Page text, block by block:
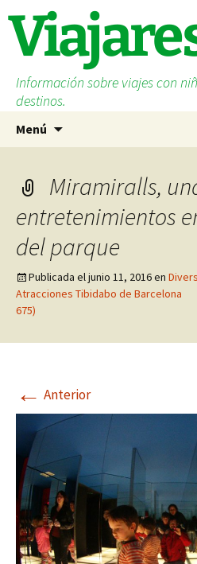
contenido
Información sobre viajes con
destinos.
Menú
Miramiralls,
entretenimientos
del parque
Publicada eljunio 11, 2016en
Atracciones Tibidabo de Barcelona
675)
← Anterior